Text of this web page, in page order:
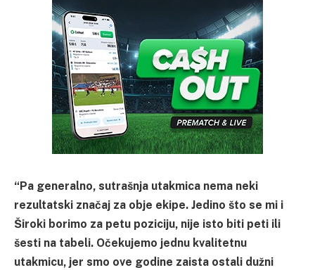
“Pa generalno, sutrašnja utakmica nema neki
rezultatski značaj za obje ekipe. Jedino što se mi i
Široki borimo za petu poziciju, nije isto biti peti ili
šesti na tabeli. Očekujemo jednu kvalitetnu
utakmicu, jer smo ove godine zaista ostali dužni